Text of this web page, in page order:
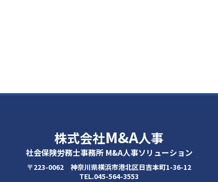
株式会社M&A人事
社会保険労務士事務所 M&A人事ソリューション
〒223-0062 神奈川県横浜市港北区日吉本町1-36-12
TEL.045-564-3553